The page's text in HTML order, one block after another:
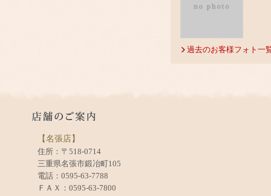
過去のお客様フォト一
【名張店】
住所：〒518-0714
三重県名張市鍛冶町105
電話：0595-63-7788
ＦＡＸ：0595-63-7800